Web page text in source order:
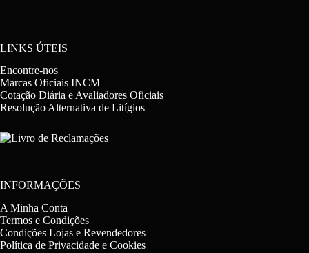
LINKS ÚTEIS
Encontre-nos
Marcas Oficiais INCM
Cotação Diária e Avaliadores Oficiais
Resolução Alternativa de Litígios
INFORMAÇÕES
A Minha Conta
Termos e Condições
Condições Lojas e Revendedores
Política de Privacidade e Cookies